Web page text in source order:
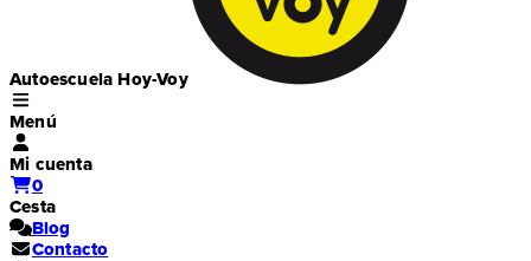
Autoescuela Hoy-Voy
Menú
Mi cuenta
0
Cesta
Blog
Contacto